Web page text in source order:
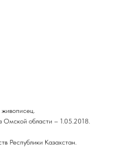
Омской области – 1.05.2018.
Республики Казахстан.